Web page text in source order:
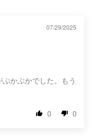
07/29/2025
かぶかでした。もう
0 0